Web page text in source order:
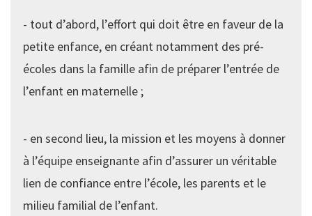
- tout d’abord, l’effort qui doit être en faveur de la
petite enfance, en créant notamment des pré-
écoles dans la famille afin de préparer l’entrée de
l’enfant en maternelle ;
- en second lieu, la mission et les moyens à donner
à l’équipe enseignante afin d’assurer un véritable
lien de confiance entre l’école, les parents et le
milieu familial de l’enfant.